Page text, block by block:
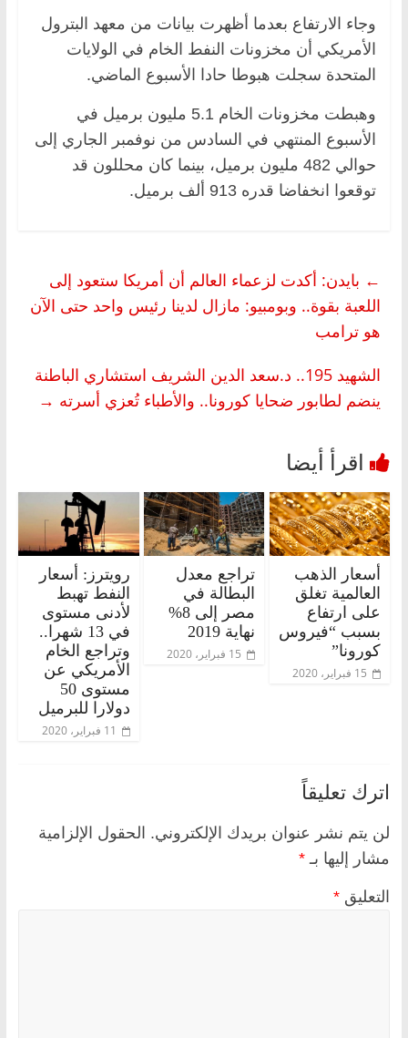
وجاء الارتفاع بعدما أظهرت بيانات من معهد البترول
الأمريكي أن مخزونات النفط الخام في الولايات
المتحدة سجلت هبوطا حادا الأسبوع الماضي.
وهبطت مخزونات الخام 5.1 مليون برميل في
الأسبوع المنتهي في السادس من نوفمبر الجاري إلى
حوالي 482 مليون برميل، بينما كان محللون قد
توقعوا انخفاضا قدره 913 ألف برميل.
← بايدن: أكدت لزعماء العالم أن أمريكا ستعود إلى
اللعبة بقوة.. وبومبيو: مازال لدينا رئيس واحد حتى الآن
هو ترامب
الشهيد 195.. د.سعد الدين الشريف استشاري الباطنة
ينضم لطابور ضحايا كورونا.. والأطباء تُعزي أسرته →
أسعار الذهب
العالمية تغلق
على ارتفاع
بسبب “فيروس
كورونا”
15 فبراير، 2020
تراجع معدل
البطالة في
مصر إلى 8%
نهاية 2019
15 فبراير، 2020
رويترز: أسعار
النفط تهبط
لأدنى مستوى
في 13 شهرا..
وتراجع الخام
الأمريكي عن
مستوى 50
دولارا للبرميل
11 فبراير، 2020
اترك تعليقاً
لن يتم نشر عنوان بريدك الإلكتروني. الحقول الإلزامية
مشار إليها بـ *
التعليق *